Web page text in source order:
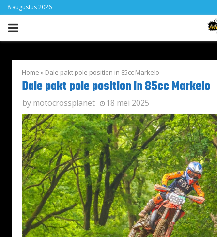
8 augustus 2026
PRIMARY
Home » Dale pakt pole position in 85cc Markelo
Dale pakt pole position in 85cc Markelo
by motocrossplanet 18 mei 2025